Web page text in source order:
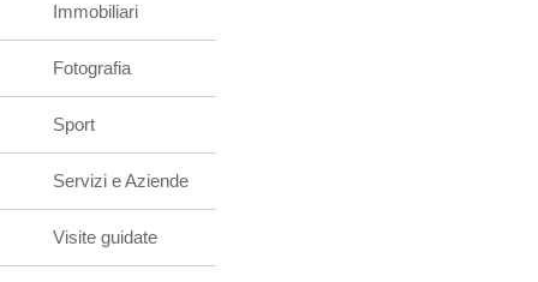
Immobiliari
Fotografia
Sport
Servizi e Aziende
Visite guidate